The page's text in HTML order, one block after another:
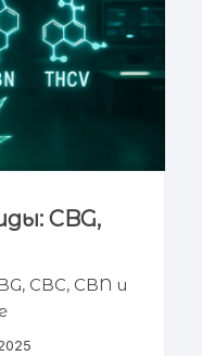
CBG,
CBC, CBN и
Рис. 1. Малые